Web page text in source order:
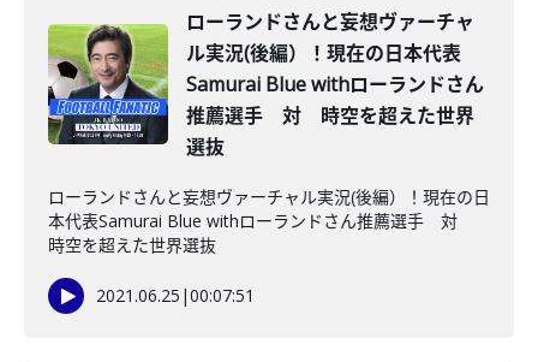
ローランドさんと妄想ヴァーチャ
ル実況(後編）！現在の日本代表
Samurai Blue withローランドさん
推薦選手 対 時空を超えた世界
選抜
ローランドさんと妄想ヴァーチャル実況(後編）！現在の日
本代表Samurai Blue withローランドさん推薦選手 対
時空を超えた世界選抜
2021.06.25 |00:07:51